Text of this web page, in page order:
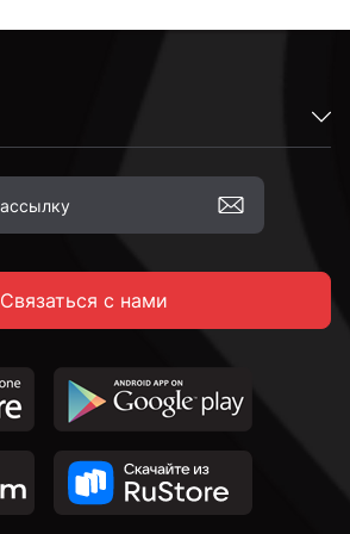
Связаться с нами